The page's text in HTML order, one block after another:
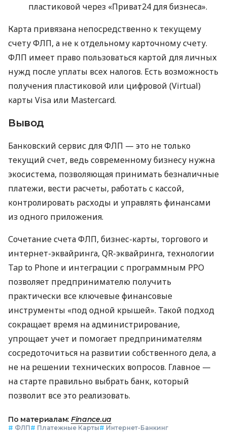
пластиковой через «Приват24 для бизнеса».
Карта привязана непосредственно к текущему
счету ФЛП, а не к отдельному карточному счету.
ФЛП имеет право пользоваться картой для личных
нужд после уплаты всех налогов. Есть возможность
получения пластиковой или цифровой (Virtual)
карты Visa или Mastercard.
Вывод
Банковский сервис для ФЛП — это не только
текущий счет, ведь современному бизнесу нужна
экосистема, позволяющая принимать безналичные
платежи, вести расчеты, работать с кассой,
контролировать расходы и управлять финансами
из одного приложения.
Сочетание счета ФЛП, бизнес-карты, торгового и
интернет-эквайринга, QR-эквайринга, технологии
Tap to Phone и интеграции с программным РРО
позволяет предпринимателю получить
практически все ключевые финансовые
инструменты «под одной крышей». Такой подход
сокращает время на администрирование,
упрощает учет и помогает предпринимателям
сосредоточиться на развитии собственного дела, а
не на решении технических вопросов. Главное —
на старте правильно выбрать банк, который
позволит все это реализовать.
По материалам: Finance.ua
# ФЛП# Платежные Карты# Интернет-Банкинг